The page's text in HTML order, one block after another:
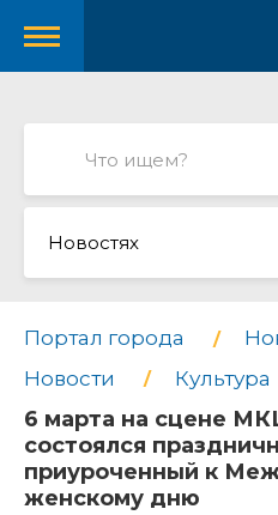
Новостях
Портал города
Новости
Культура
6 марта на сцене
состоялся
приуроченный к
женскому дню